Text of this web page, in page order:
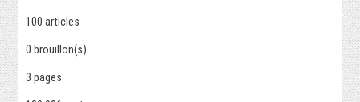
100 articles
0 brouillon(s)
3 pages